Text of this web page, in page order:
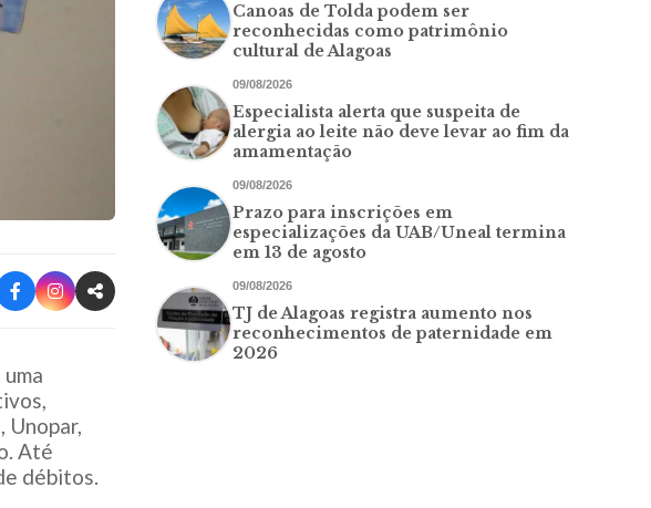
Unopar,
Até
débitos.
Canoas de Tolda podem ser
reconhecidas como patrimônio
cultural de Alagoas
09/08/2026
Especialista alerta que suspeita de
alergia ao leite não deve levar ao fim da
amamentação
09/08/2026
Prazo para inscrições em
especializações da UAB/Uneal termina
em 13 de agosto
09/08/2026
TJ de Alagoas registra aumento nos
reconhecimentos de paternidade em
2026